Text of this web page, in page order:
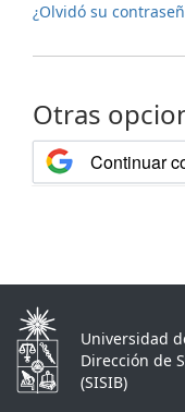
¿Olvidó su
Otras
Continuar
Universidad
Dirección de
(SISIB)